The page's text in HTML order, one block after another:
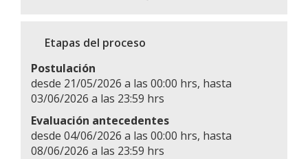
Etapas del proceso
Postulación
desde 21/05/2026 a las 00:00 hrs, hasta
03/06/2026 a las 23:59 hrs
Evaluación antecedentes
desde 04/06/2026 a las 00:00 hrs, hasta
08/06/2026 a las 23:59 hrs